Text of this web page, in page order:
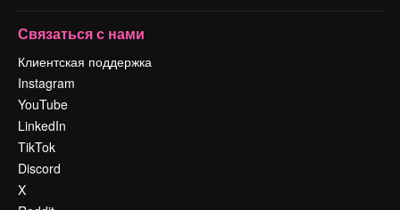
Связаться с нами
Клиентская поддержка
Instagram
YouTube
LinkedIn
TikTok
Discord
X